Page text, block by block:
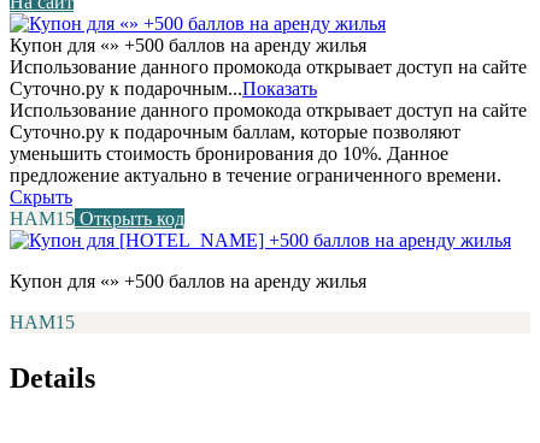
Купон для «» +500 баллов на аренду жилья
Использование данного промокода открывает доступ на сайте
Суточно.ру к подарочным...Показать
Использование данного промокода открывает доступ на сайте
Суточно.ру к подарочным баллам, которые позволяют
уменьшить стоимость бронирования до 10%. Данное
предложение актуально в течение ограниченного времени.
Скрыть
НАМ15 Открыть код
Купон для «» +500 баллов на аренду жилья
НАМ15
Details